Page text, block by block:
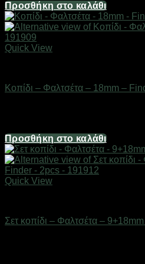
Προσθήκη στο καλάθι
Quick View
Κοπίδι – Φαλτσέτα – 18mm –
Προσθήκη στο καλάθι
Quick View
Σετ κοπίδι – Φαλτσέτα –